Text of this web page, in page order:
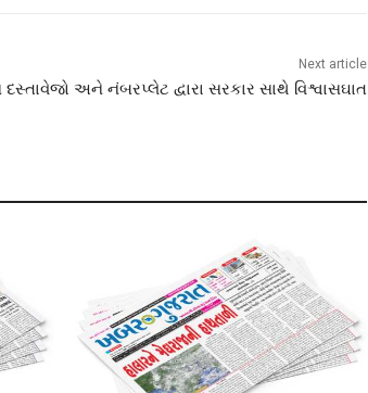
Next article
અને નંબરપ્લેટ દ્વારા સરકાર સાથે વિશ્વાસઘાત